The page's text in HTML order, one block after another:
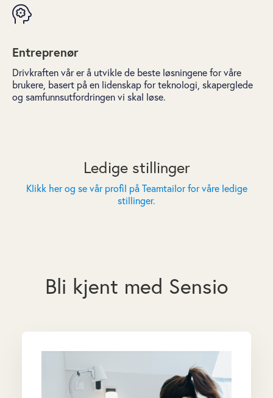
Entreprenør
Drivkraften vår er å utvikle de beste løsningene for våre
brukere, basert på en lidenskap for teknologi, skaperglede
og samfunnsutfordringen vi skal løse.
Ledige stillinger
Klikk her og se vår profil på Teamtailor for våre ledige
stillinger.
Bli kjent med Sensio